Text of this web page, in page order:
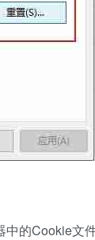
的Cookie文